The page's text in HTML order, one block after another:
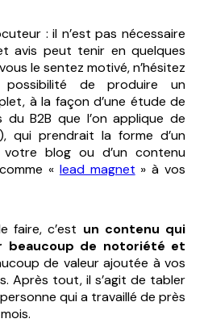
: il n’est pas nécessaire
avis peut tenir en quelques
le sentez motivé, n’hésitez
de produire un
à la façon d’une étude de
B2B que l’on applique de
qui prendrait la forme d’un
blog ou d’un contenu
« lead magnet » à vos
faire, c’est un contenu qui
beaucoup de notoriété et
de valeur ajoutée à vos
Après tout, il s’agit de tabler
personne qui a travaillé de près